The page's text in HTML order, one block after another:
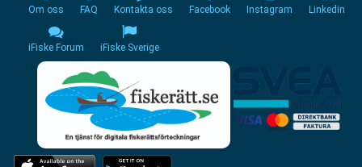
Om oss FAQ Kontakta oss Facebook Instagram Linkedin
iFiske Forum iFiske Sverige